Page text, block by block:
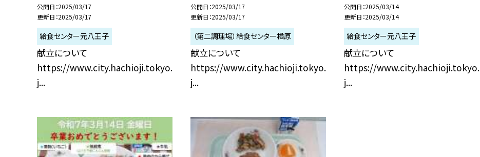
公開日 2025/03/17
更新日 2025/03/17
給食センター元八王子
献立について
https://www.city.hachioji.tokyo.
j...
公開日 2025/03/17
更新日 2025/03/17
（第二調理場）給食センター楢原
献立について
https://www.city.hachioji.tokyo.
j...
公開日 2025/03/14
更新日 2025/03/14
給食センター元八王子
献立について
https://www.city.hachioji.tokyo.
j...